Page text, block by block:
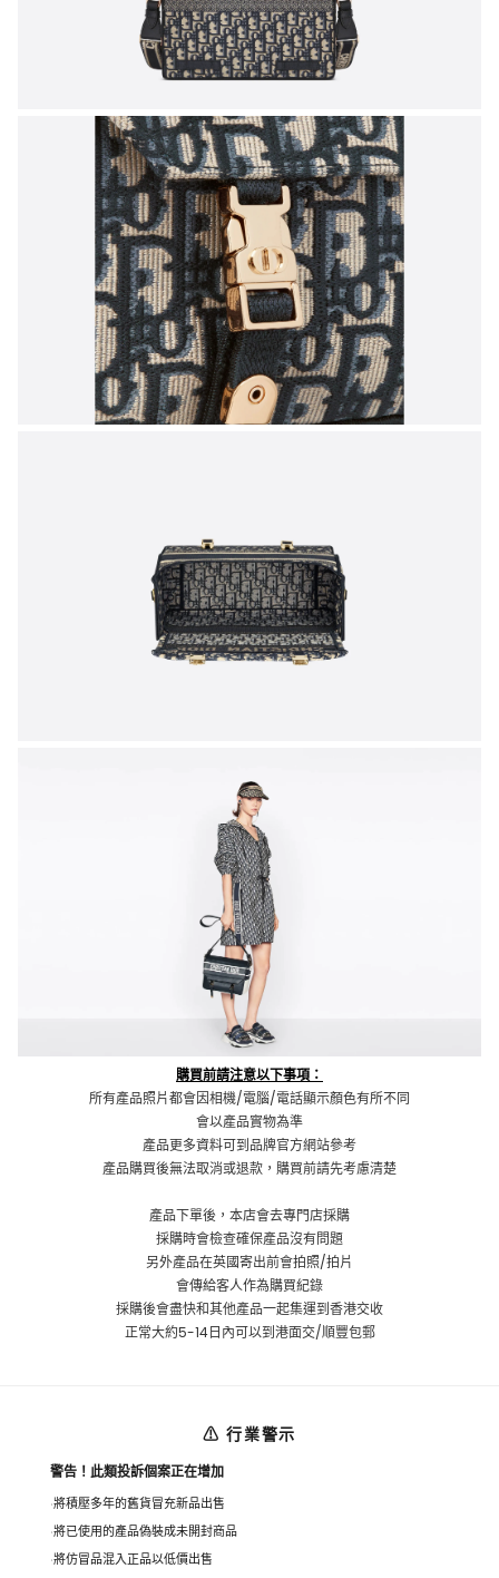
購買前請注意以下事項：
所有產品照片都會因相機/電腦/電話顯示顏色有所不同
會以產品實物為準
產品更多資料可到品牌官方網站參考
產品購買後無法取消或退款，購買前請先考慮清楚
產品下單後，本店會去專門店採購
採購時會檢查確保產品沒有問題
另外產品在英國寄出前會拍照/拍片
會傳給客人作為購買紀錄
採購後會盡快和其他產品一起集運到香港交收
正常大約5-14日內可以到港面交/順豐包郵
⚠ 行業警示
警告！此類投訴個案正在增加
將積壓多年的舊貨冒充新品出售
將已使用的產品偽裝成未開封商品
將仿冒品混入正品以低價出售